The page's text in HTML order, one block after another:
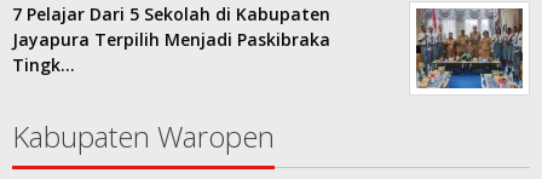
7 Pelajar Dari 5 Sekolah di Kabupaten
Jayapura Terpilih Menjadi Paskibraka
Tingk…
Kabupaten Waropen